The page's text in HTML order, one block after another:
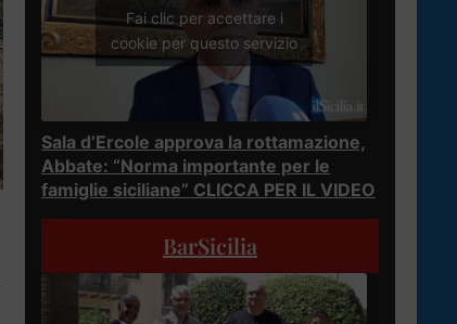
Fai clic per accettare i
cookie per questo servizio
Sala d’Ercole approva la rottamazione,
Abbate: “Norma importante per le
famiglie siciliane” CLICCA PER IL VIDEO
BarSicilia